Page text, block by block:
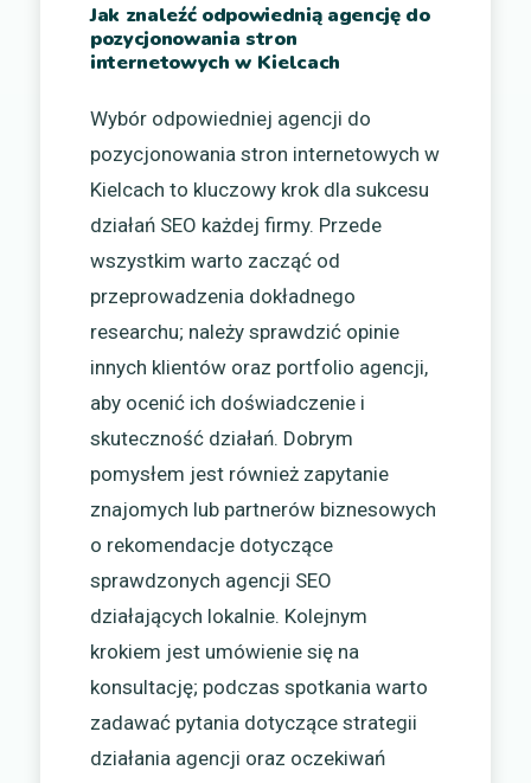
Jak znaleźć odpowiednią agencję do
pozycjonowania stron
internetowych w Kielcach
Wybór odpowiedniej agencji do
pozycjonowania stron internetowych w
Kielcach to kluczowy krok dla sukcesu
działań SEO każdej firmy. Przede
wszystkim warto zacząć od
przeprowadzenia dokładnego
researchu; należy sprawdzić opinie
innych klientów oraz portfolio agencji,
aby ocenić ich doświadczenie i
skuteczność działań. Dobrym
pomysłem jest również zapytanie
znajomych lub partnerów biznesowych
o rekomendacje dotyczące
sprawdzonych agencji SEO
działających lokalnie. Kolejnym
krokiem jest umówienie się na
konsultację; podczas spotkania warto
zadawać pytania dotyczące strategii
działania agencji oraz oczekiwań